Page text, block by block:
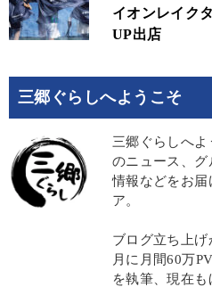
イオンレイク
UP出店
三郷ぐらしへようこそ
三郷ぐらしへ
のニュース、
情報などをお届
ア。
ブログ立ち上
月に月間60万
を執筆、現在も